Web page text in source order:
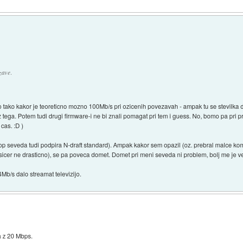
kakor je teoreticno mozno 100Mb/s pri ozicenih povezavah - ampak tu se stevilka
Potem tudi drugi firmware-i ne bi znali pomagat pri tem i guess. No, bomo pa pri
:D )
seveda tudi podpira N-draft standard). Ampak kakor sem opazil (oz. prebral malce
ne drasticno), se pa poveca domet. Domet pri meni seveda ni problem, bolj me je
s dalo streamat televizijo.
z 20 Mbps.